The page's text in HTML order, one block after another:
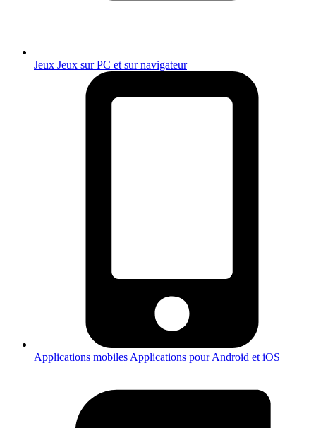
Jeux Jeux sur PC et sur navigateur
Applications mobiles Applications pour Android et iOS